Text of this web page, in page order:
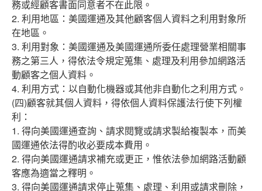
務或經顧客書面同意者不在此限。
2. 利用地區：美國運通及其他顧客個人資料之利用對象所
在地區。
3. 利用對象：美國運通及美國運通所委任處理營業相關事
務之第三人，得依法令規定蒐集、處理及利用參加網路活
動顧客之個人資料。
4. 利用方式：以自動化機器或其他非自動化之利用方式。
(四)顧客就其個人資料，得依個人資料保護法行使下列權
利：
1. 得向美國運通查詢、請求閱覽或請求製給複製本，而美
國運通依法得酌收必要成本費用。
2. 得向美國運通請求補充或更正，惟依法參加網路活動顧
客應為適當之釋明。
3. 得向美國運通請求停止蒐集、處理、利用或請求刪除，